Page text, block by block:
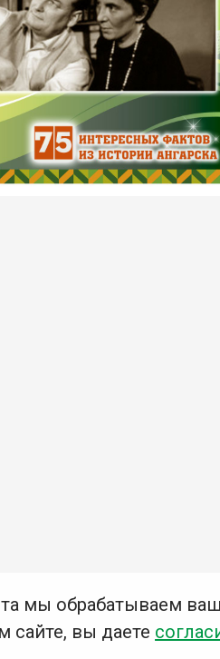
мы обрабатываем
сайте, вы даете